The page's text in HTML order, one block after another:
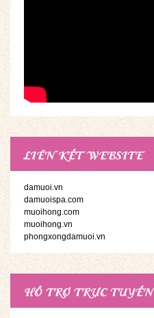
LIÊN KẾT WEBSITE
damuoi.vn
damuoispa.com
muoihong.com
muoihong.vn
phongxongdamuoi.vn
HỖ TRỢ TRỰC TUYẾN